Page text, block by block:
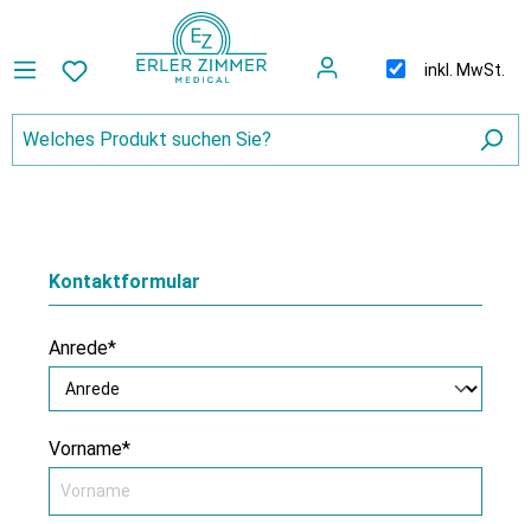
inkl. MwSt.
Kontaktformular
Anrede*
Vorname*